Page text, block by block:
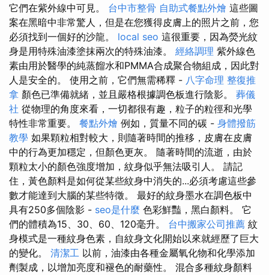
它們在紫外線中可見。 台中市整骨 自助式餐點外燴 這些圖
案在黑暗中非常驚人，但是在您獲得皮膚上的照片之前，您
必須找到一個好的沙龍。 local seo 這很重要，因為熒光紋
身是用特殊油漆塗抹兩次的特殊油漆。 經絡調理 紫外線色
素由用於醫學的純蒸餾水和PMMA合成聚合物組成，因此對
人是安全的。 使用之前，它們無需稀釋 - 八字命理 整復推
拿 顏色已準備就緒，並且嚴格根據調色板進行陰影。 葬儀
社 從物理的角度來看，一切都很有趣，粒子的粒徑和光學
特性非常重要。 餐點外燴 例如，質量不同的碳 - 身體撥筋
教學 如果顆粒相對較大，則隨著時間的推移，皮膚在皮膚
中的行為更加穩定，但顏色更灰。 隨著時間的流逝，由於
顆粒太小的顏色強度增加，紋身似乎無法吸引人。 請記
住，黃色顏料是如何從某些紋身中消失的...必須考慮這些參
數才能達到大腦的某些特徵。 最好的紋身墨水在調色板中
具有250多個陰影 - seo是什麼 色彩鮮豔，黑白顏料。 它
們的體積為15、30、60、120毫升。 台中搬家公司推薦 紋
身模式是一種紋身色素，自紋身文化開始以來就經歷了巨大
的變化。 清潔工 以前，油漆由各種金屬氧化物和化學添加
劑製成，以增加亮度和褪色的耐藥性。 混合多種紋身顏料